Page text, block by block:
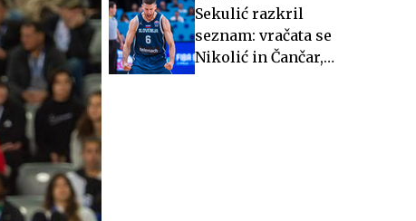
Sekulić razkril
seznam: vračata se
Nikolić in Čančar,